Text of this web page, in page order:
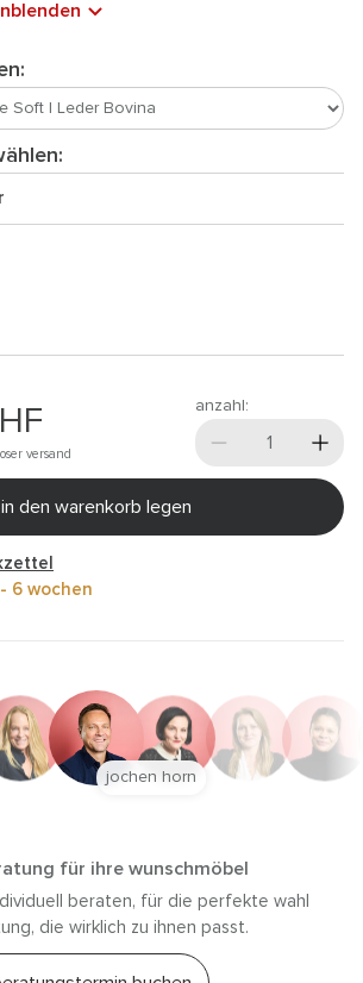
versand
anzahl:
in den warenkorb legen
6 wochen
für ihre wunschmöbel
beraten, für die perfekte wahl
die wirklich zu ihnen passt.
jochen horn